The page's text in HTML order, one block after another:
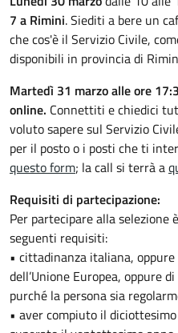
7 a Rimini. Siediti a bere un
che cos'è il Servizio Civile,
disponibili in provincia di
Martedì 31 marzo alle ore
online. Connettiti e chiedici
voluto sapere sul Servizio
per il posto o i posti che ti
questo form; la call si terrà a
Requisiti di partecipazione:
Per partecipare alla selezione
seguenti requisiti:
• cittadinanza italiana,
dell’Unione Europea, oppure
purché la persona sia
• aver compiuto il